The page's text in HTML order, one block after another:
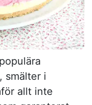
smälter i
allt inte